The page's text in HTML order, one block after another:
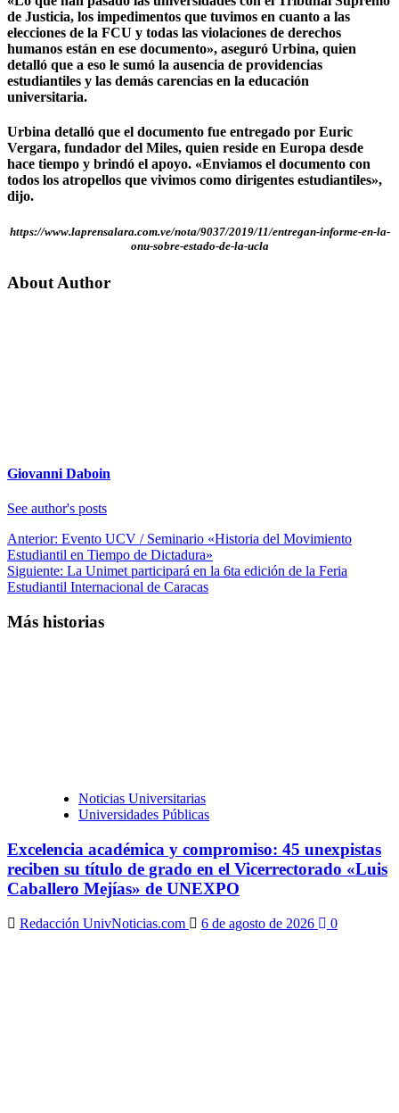
de Justicia, los impedimentos que tuvimos en cuanto a las
elecciones de la FCU y todas las violaciones de derechos
humanos están en ese documento», aseguró Urbina, quien
detalló que a eso le sumó la ausencia de providencias
estudiantiles y las demás carencias en la educación
universitaria.
Urbina detalló que el documento fue entregado por Euric
Vergara, fundador del Miles, quien reside en Europa desde
hace tiempo y brindó el apoyo. «Enviamos el documento con
todos los atropellos que vivimos como dirigentes estudiantiles»,
dijo.
https://www.laprensalara.com.ve/nota/9037/2019/11/entregan-informe-en-la-
onu-sobre-estado-de-la-ucla
About Author
Giovanni Daboin
See author's posts
Navegación
de
entradas
Anterior: Evento UCV / Seminario «Historia del Movimiento
Estudiantil en Tiempo de Dictadura»
Siguiente: La Unimet participará en la 6ta edición de la Feria
Estudiantil Internacional de Caracas
Más historias
Noticias Universitarias
Universidades Públicas
Excelencia académica y compromiso: 45 unexpistas
reciben su título de grado en el Vicerrectorado «Luis
Caballero Mejías» de UNEXPO
Redacción UnivNoticias.com 6 de agosto de 2026 0